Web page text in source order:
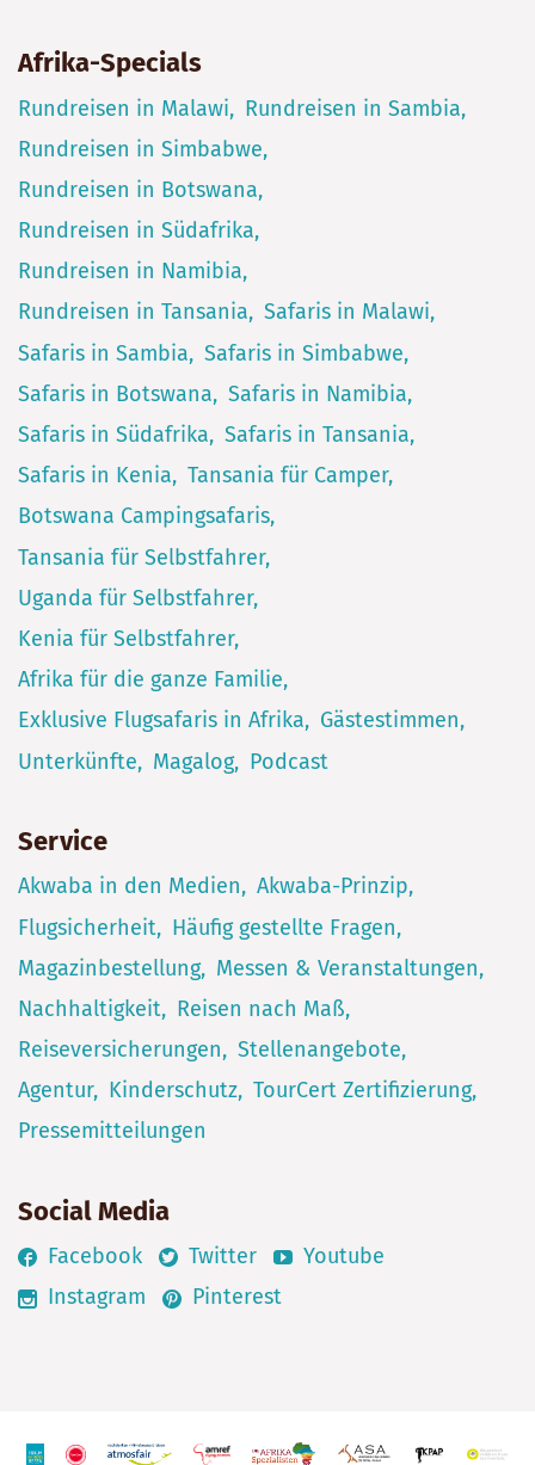
Afrika-Specials
Rundreisen in Malawi
Rundreisen in Sambia
Rundreisen in Simbabwe
Rundreisen in Botswana
Rundreisen in Südafrika
Rundreisen in Namibia
Rundreisen in Tansania
Safaris in Malawi
Safaris in Sambia
Safaris in Simbabwe
Safaris in Botswana
Safaris in Namibia
Safaris in Südafrika
Safaris in Tansania
Safaris in Kenia
Tansania für Camper
Botswana Campingsafaris
Tansania für Selbstfahrer
Uganda für Selbstfahrer
Kenia für Selbstfahrer
Afrika für die ganze Familie
Exklusive Flugsafaris in Afrika
Gästestimmen
Unterkünfte
Magalog Podcast
Service
Akwaba in den Medien
Akwaba-Prinzip
Flugsicherheit
Häufig gestellte Fragen
Magazinbestellung
Messen & Veranstaltungen
Nachhaltigkeit
Reisen nach Maß
Reiseversicherungen
Stellenangebote
Agentur
Kinderschutz TourCert Zertifizierung
Pressemitteilungen
Social Media
Facebook Twitter
Youtube
Instagram
Pinterest